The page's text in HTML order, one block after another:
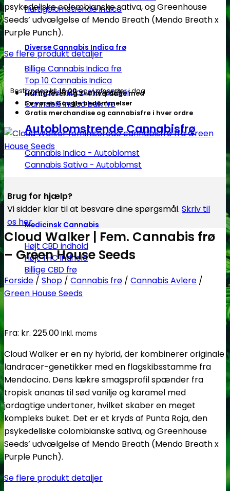
Hurtigblomstrende Indica
Diverse Cannabis Indica frø
Billige Cannabis Indica frø
Top 10 Cannabis Indica
Cannabis Indica mix-pakker
Cannabis Indica bulk frø
Autoblomstrende Cannabisfrø
Cannabis Indica - Autoblomst
Cannabis Sativa - Autoblomst
Medicinsk Cannabis
Højt CBD indhold
Højt THC indhold
Billige CBD frø
Seeds
antal
psykedeliske colombianske sativa, og Greenhouse
Seeds’ udvælgelse af Mendo Breath (Mendo Breath x
Purple Punch).
Se flere produkt detaljer
Bestil indenkl. 16.00og vi afsender i dag
Hurtig levering 2-4 hverdage med
Se vores Google bedømmelser
Gratis merchandise og cannabisfrø i hver ordre
Brug for hjælp?
Vi sidder klar til at besvare dine spørgsmål. Skriv til
os her
Cloud Walker | Fem. Cannabis frø
– Green House Seeds
Forside / Shop / Cannabis frø / Cannabis Avlere /
Green House Seeds
Fra: kr. 225.00 Inkl. moms
Cloud Walker er en ny hybrid, der kombinerer originale
landracer-genetikker med en flagskibsstamme fra
Mendocino. Dens lækre smagsprofil spænder fra
tropisk ananas til sød vanilje og karamel med
jordagtige undertoner, hvilket skaber en meget
kompleks buket. Det er et kryds af Punta Roja, den
psykedeliske colombianske sativa, og Greenhouse
Seeds’ udvælgelse af Mendo Breath (Mendo Breath x
Purple Punch).
Se flere produkt detaljer